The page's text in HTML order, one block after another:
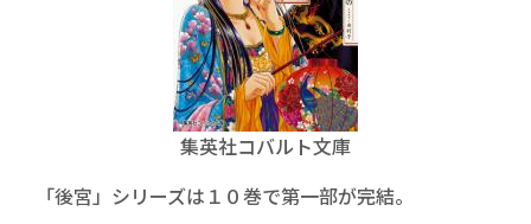
集英社コバルト文庫
「後宮」シリーズは１０巻で第一部が完結。